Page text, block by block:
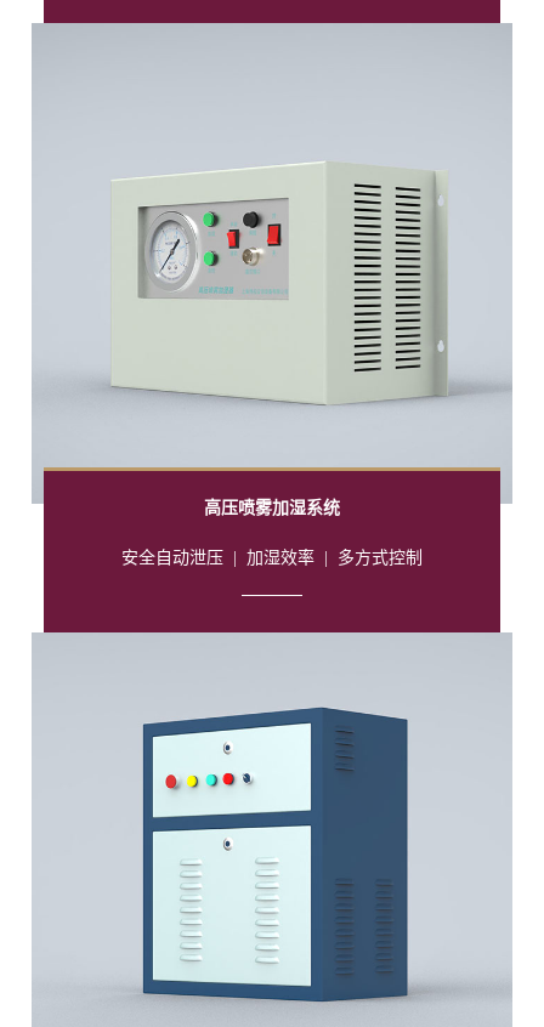
高压喷雾加湿系统
安全自动泄压 加湿效率| 多方式控制